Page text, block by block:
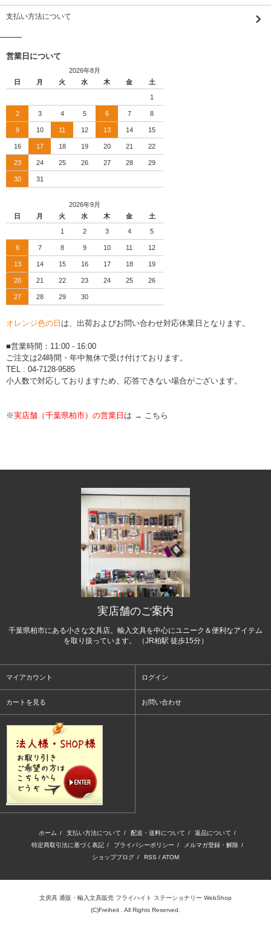
支払い方法について
営業日について
2026年8月
日
月 火 水 木 金 土
1
2 3 4 5 6 7 8
9 10 11 12 13 14 15
16 17 18 19 20 21 22
23 24 25 26 27 28 29
30 31
2026年9月
日
月 火 水 木 金 土
1 2 3 4 5
6 7 8 9 10 11 12
13 14 15 16 17 18 19
20 21 22 23 24 25 26
27 28 29 30
オレンジ色の日 は、出荷およびお問い合わせ対応休業日となります。
■営業時間：11:00 - 16:00
ご注文は24時間・年中無休で受け付けております。
TEL : 04-7128-9585
小人数で対応しておりますため、応答できない場合がございます。
※実店舗（千葉県柏市）の営業日 は → こちら
実店舗のご案内
千葉県柏市にある小さな文具店。輸入文具を中心にユニーク＆便利なアイテム
を取り扱っています。 （JR柏駅 徒歩15分）
マイアカウント ログイン
カートを見る お問い合わせ
ホーム / 支払い方法について / 配送・送料について / 返品について /
特定商取引法に基づく表記 / プライバシーポリシー / メルマガ登録・解除 /
ショップブログ / RSS / ATOM
文房具 通販・輸入文具販売 フライハイト ステーショナリー WebShop
(C)Freiheit . All Rights Reserved.